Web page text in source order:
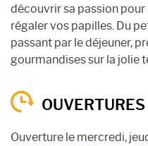
découvrir sa passion pour
régaler vos papilles. Du
passant par le déjeuner,
gourmandises sur la jolie
OUVERTURES
Ouverture le mercredi,